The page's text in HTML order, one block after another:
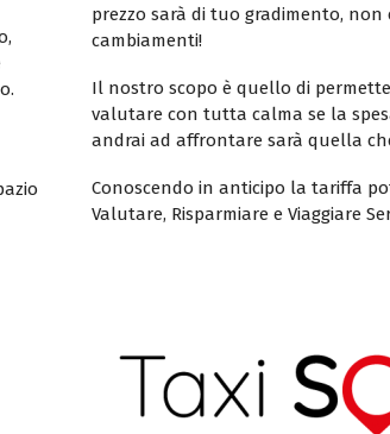
prezzo sarà di tuo gradimento, non
cambiamenti!
Il nostro scopo è quello di
valutare con tutta calma se la
andrai ad affrontare sarà quella
Conoscendo in anticipo la tariffa
Valutare, Risparmiare e Viaggiare